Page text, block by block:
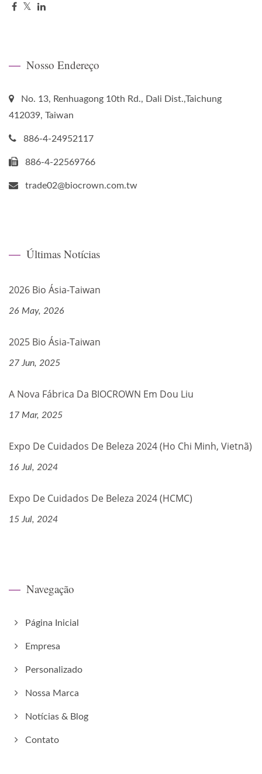
Nosso Endereço
No. 13, Renhuagong 10th Rd., Dali Dist.,Taichung
412039, Taiwan
886-4-24952117
886-4-22569766
trade02@biocrown.com.tw
Últimas Notícias
2026 Bio Ásia-Taiwan
26 May, 2026
2025 Bio Ásia-Taiwan
27 Jun, 2025
A Nova Fábrica Da BIOCROWN Em Dou Liu
17 Mar, 2025
Expo De Cuidados De Beleza 2024 (Ho Chi Minh, Vietnã)
16 Jul, 2024
Expo De Cuidados De Beleza 2024 (HCMC)
15 Jul, 2024
Navegação
Página Inicial
Empresa
Personalizado
Nossa Marca
Notícias & Blog
Contato